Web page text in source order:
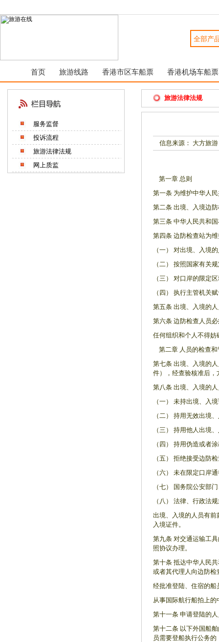
首页 旅游线路 香港市区车船票 香港机场车船票
服务监督
投诉流程
旅游法律法规
网上质监
旅游法律法规
信息来源： 大方旅游
第一章 总则
第一条 为维护中华人
第二条 出境、入境边
第三条 中华人民共和
第四条 边防检查站为
（一） 对出境、入境
（二） 按照国家有关
（三） 对口岸的限定
（四） 执行主管机关
第五条 出境、入境的
第六条 边防检查人员
任何组织和个人不得
第二章 人员的检查和
第七条 出境、入境的
件），经查验核准后，
第八条 出境、入境的
（一） 未持出境、入
（二） 持用无效出境
（三） 持用他人出境
（四） 持用伪造或者
（五） 拒绝接受边防
（六） 未在限定口岸
（七） 国务院公安部
（八） 法律、行政法
出境、入境的人员有
入境证件。
第九条 对交通运输工
照协议办理。
第十条 抵达中华人民
或者其代理人向边防
经批准登陆、住宿的
从事国际航行船拍上
第十一条 申请登陆的
第十二条 以下外国船
员需要登船执行公务